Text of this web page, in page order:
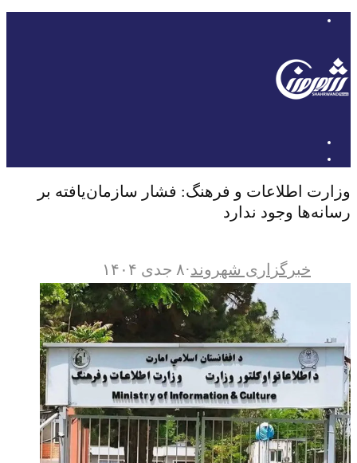
وزارت اطلاعات و فرهنگ: فشار سازمان‌یافته بر
رسانه‌ها وجود ندارد
خبرگزاری شهروند·۸ جدی ۱۴۰۴